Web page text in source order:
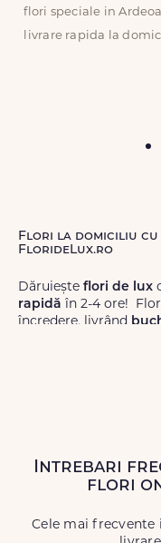
flori speciale in
livrare rapida la
Flori la domiciliu cu
FlorideLux.ro
Dăruiește flori de lux
rapidă în 2-4 ore!
încredere, livrând
de calitate superioară
Livrăm buchete de
să poți adresa un
Intrebari
flori
Cele mai frecvente